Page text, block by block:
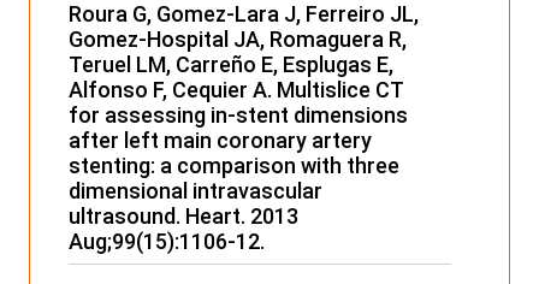
Roura G, Gomez-Lara J, Ferreiro JL,
Gomez-Hospital JA, Romaguera R,
Teruel LM, Carreño E, Esplugas E,
Alfonso F, Cequier A. Multislice CT
for assessing in-stent dimensions
after left main coronary artery
stenting: a comparison with three
dimensional intravascular
ultrasound. Heart. 2013
Aug;99(15):1106-12.